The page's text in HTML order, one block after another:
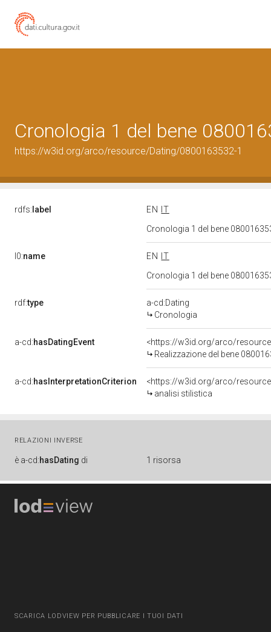
Cronologia 1 del bene
https://w3id.org/arco/resource/Dating/0800163532-1
rdfs: label EN
IT
Cronologia 1 del bene
l0:name EN
IT
Cronologia 1 del bene
rdf:type
a-cd:Dating
Cronologia
a-cd:hasDatingEvent
<https://w3id.org/arco/
Realizzazione del bene
a-cd:hasInterpretationCriterion
<https://w3id.org/arco/
analisi stilistica
RELAZIONI INVERSE
è a-cd:hasDating di 1 risorsa
SCARICA LODVIEW PER PUBBLICARE I TUOI DATI